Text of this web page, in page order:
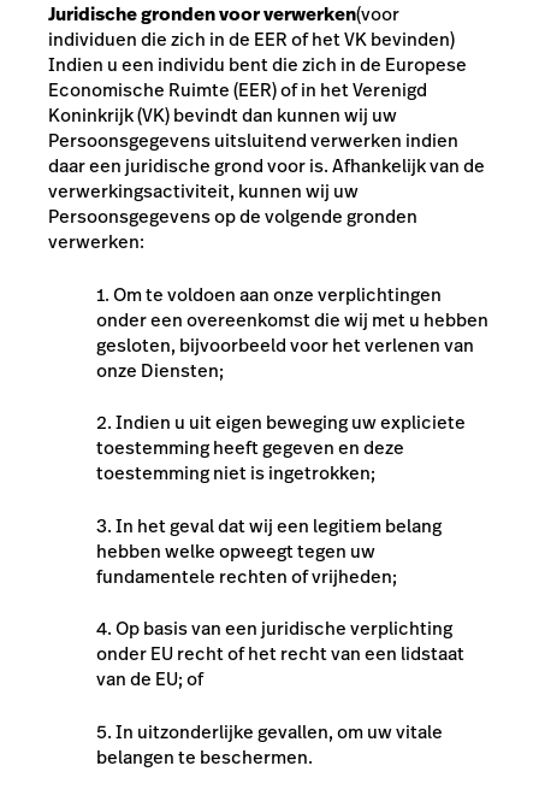
Juridische gronden voor verwerken(voor
individuen die zich in de EER of het VK bevinden)
Indien u een individu bent die zich in de Europese
Economische Ruimte (EER) of in het Verenigd
Koninkrijk (VK) bevindt dan kunnen wij uw
Persoonsgegevens uitsluitend verwerken indien
daar een juridische grond voor is. Afhankelijk van de
verwerkingsactiviteit, kunnen wij uw
Persoonsgegevens op de volgende gronden
verwerken:
1. Om te voldoen aan onze verplichtingen
onder een overeenkomst die wij met u hebben
gesloten, bijvoorbeeld voor het verlenen van
onze Diensten;
2. Indien u uit eigen beweging uw expliciete
toestemming heeft gegeven en deze
toestemming niet is ingetrokken;
3. In het geval dat wij een legitiem belang
hebben welke opweegt tegen uw
fundamentele rechten of vrijheden;
4. Op basis van een juridische verplichting
onder EU recht of het recht van een lidstaat
van de EU; of
5. In uitzonderlijke gevallen, om uw vitale
belangen te beschermen.